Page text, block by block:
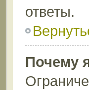
ответы.
Почему